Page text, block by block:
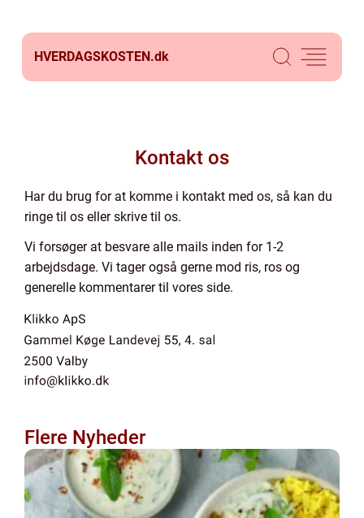
HVERDAGSKOSTEN.dk
Kontakt os
Har du brug for at komme i kontakt med os, så kan du
ringe til os eller skrive til os.
Vi forsøger at besvare alle mails inden for 1-2
arbejdsdage. Vi tager også gerne mod ris, ros og
generelle kommentarer til vores side.
Flere Nyheder